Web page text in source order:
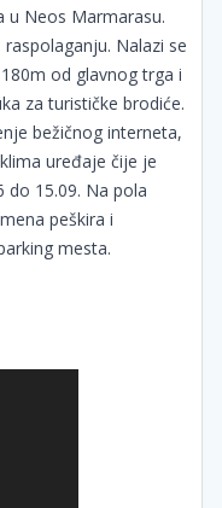
u Neos Marmarasu.
Nalazi se
od glavnog trga i
za turističke brodiće.
bežičnog interneta,
uređaje čije je
do 15.09. Na pola
peškira i
mesta.